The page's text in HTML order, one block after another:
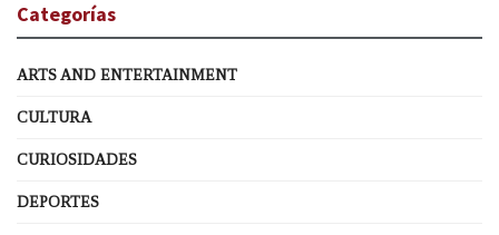
Categorías
ARTS AND ENTERTAINMENT
CULTURA
CURIOSIDADES
DEPORTES